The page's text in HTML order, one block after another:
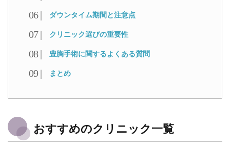
ダウンタイム期間と注意点
クリニック選びの重要性
豊胸手術に関するよくある質問
まとめ
おすすめのクリニック一覧